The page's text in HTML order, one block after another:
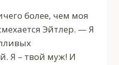
более, чем моя
Эйтлер. — Я
Я – твой муж! И